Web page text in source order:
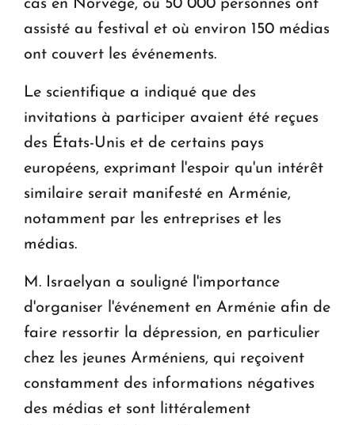
cas en Norvège, où 50 000 personnes ont
assisté au festival et où environ 150 médias
ont couvert les événements.
Le scientifique a indiqué que des
invitations à participer avaient été reçues
des États-Unis et de certains pays
européens, exprimant l'espoir qu'un intérêt
similaire serait manifesté en Arménie,
notamment par les entreprises et les
médias.
M. Israelyan a souligné l'importance
d'organiser l'événement en Arménie afin de
faire ressortir la dépression, en particulier
chez les jeunes Arméniens, qui reçoivent
constamment des informations négatives
des médias et sont littéralement